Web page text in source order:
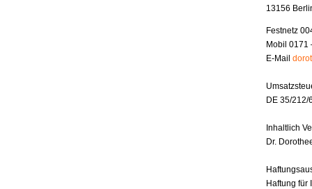
13156
Festnetz
Mobil 0171
E-Mail
DE 35/212/
Inhaltlich
Dr.
Haftung für